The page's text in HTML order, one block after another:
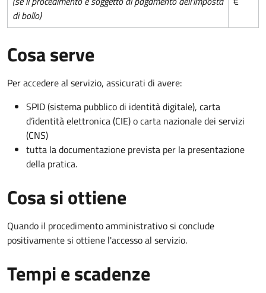
di bollo)
Cosa serve
Per accedere al servizio, assicurati di avere:
SPID (sistema pubblico di identità digitale), carta
d’identità elettronica (CIE) o carta nazionale dei servizi
(CNS)
tutta la documentazione prevista per la presentazione
della pratica.
Cosa si ottiene
Quando il procedimento amministrativo si conclude
positivamente si ottiene l'accesso al servizio.
Tempi e scadenze